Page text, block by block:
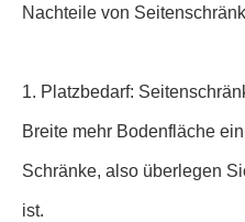
Nachteile von
1. Platzbedarf:
Breite mehr Bodenfläche
Schränke, also überlegen
ist.